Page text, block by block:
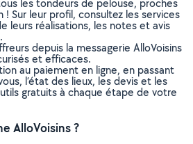
les tondeurs de pelouse, proches
! Sur leur profil, consultez les services
leurs réalisations, les notes et avis
depuis la messagerie AlloVoisins
et efficaces.
au paiement en ligne, en passant
l’état des lieux, les devis et les
gratuits à chaque étape de votre
AlloVoisins ?